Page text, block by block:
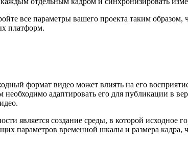
все параметры вашего проекта таким
платформ.
формат видео может влиять на его
адаптировать его для публикации в
является создание среды, в которой
параметров временной шкалы и размера кадра,